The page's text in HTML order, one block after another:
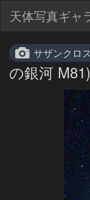
天体写真ギャ
サザンクロス
の銀河